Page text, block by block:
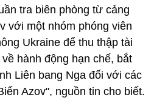
tra biên phòng từ cảng
với một nhóm phóng viên
Ukraine để thu thập tài
hành động hạn chế, bắt
Liên bang Nga đối với các
Azov", nguồn tin cho biết.